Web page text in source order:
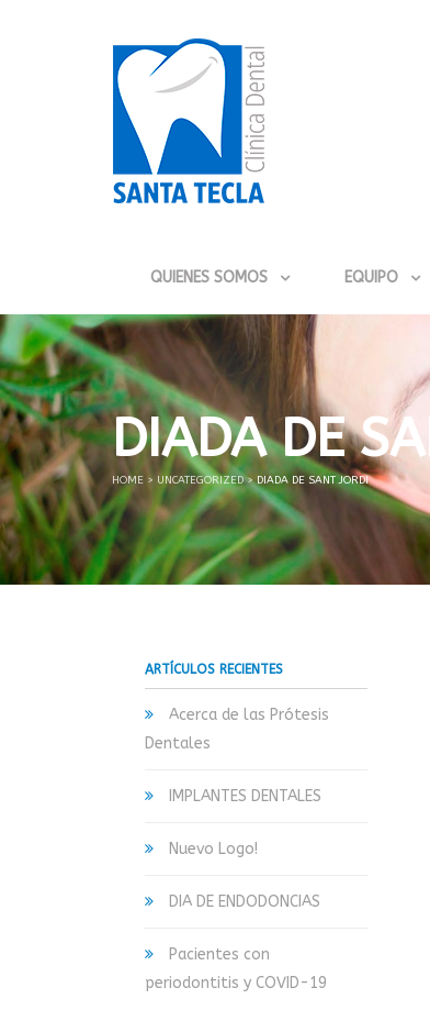
QUIENES SOMOS EQUIPO
DIADA DE
HOME > UNCATEGORIZED>DIADA DE SANT JORDI
ARTÍCULOS RECIENTES
Acerca de las Prótesis
Dentales
IMPLANTES DENTALES
Nuevo Logo!
DIA DE ENDODONCIAS
Pacientes con
periodontitis y COVID-19